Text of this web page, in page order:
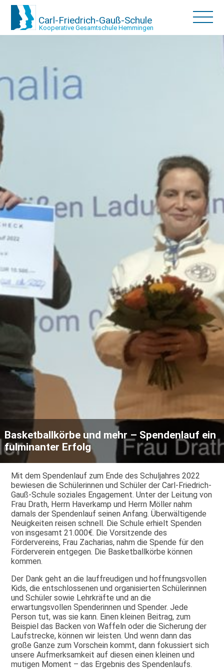
Carl-Friedrich-Gauß-Schule
Kooperative Gesamtschule Hemmingen
Basketballkörbe und mehr – Spendenlauf ein
fulminanter Erfolg
Mit dem Spendenlauf zum Ende des Schuljahres 2022
bewiesen die Schülerinnen und Schüler der Carl-Friedrich-
Gauß-Schule soziales Engagement. Unter der Leitung von
Frau Drath, Herrn Haverkamp und Herrn Möller nahm
damals der Spendenlauf seinen Anfang. Überwältigende
Neuigkeiten reisen schnell. Die Schule erhielt Spenden
von insgesamt 21.000€. Die Vorsitzende des
Fördervereins, Frau Zacharias, nahm die Spende für den
Förderverein entgegen. Die Basketballkörbe können
kommen.
Der Dank geht an die lauffreudigen und hoffnungsvollen
Kids, die entschlossenen und organisierten Schülerinnen
und Schüler sowie Lehrkräfte und an die
erwartungsvollen Spenderinnen und Spender. Jede
Person tut, was sie kann. Einen kleinen Beitrag, zum
Beispiel das Backen von Waffeln oder die Sicherung der
Laufstrecke, können wir leisten. Und wenn dann das
große Ganze zum Vorschein kommt, dann fokussiert sich
unsere Aufmerksamkeit auf diesen einen kleinen und
mutigen Moment – das Ergebnis des Spendenlaufs.